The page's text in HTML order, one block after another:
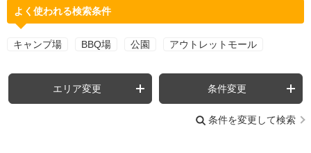
よく使われる検索条件
キャンプ場 BBQ場 公園 アウトレットモール
エリア変更 条件変更
条件を変更して検索